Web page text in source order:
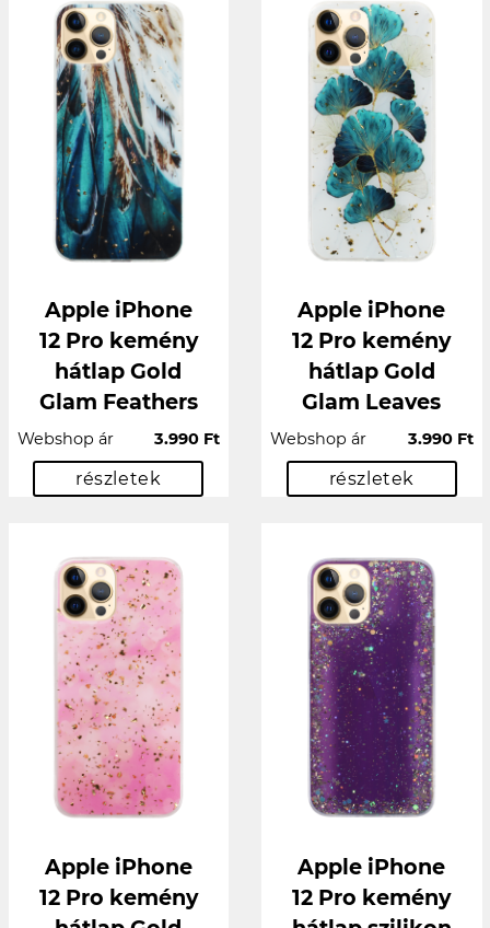
Apple iPhone
12 Pro kemény
hátlap Gold
Glam Feathers
Webshop ár 3.990 Ft
részletek
Apple iPhone
12 Pro kemény
hátlap Gold
Glam Leaves
Webshop ár 3.990 Ft
részletek
Apple iPhone
12 Pro kemény
Apple iPhone
12 Pro kemény